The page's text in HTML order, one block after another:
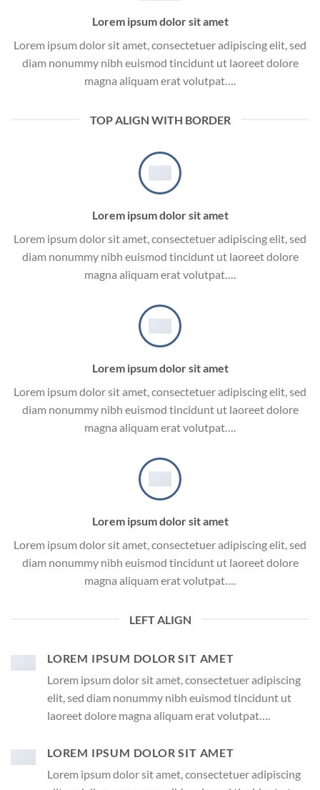
Lorem ipsum dolor sit amet
Lorem ipsum dolor sit amet, consectetuer adipiscing elit, sed
diam nonummy nibh euismod tincidunt ut laoreet dolore
magna aliquam erat volutpat….
TOP ALIGN WITH BORDER
Lorem ipsum dolor sit amet
Lorem ipsum dolor sit amet, consectetuer adipiscing elit, sed
diam nonummy nibh euismod tincidunt ut laoreet dolore
magna aliquam erat volutpat….
Lorem ipsum dolor sit amet
Lorem ipsum dolor sit amet, consectetuer adipiscing elit, sed
diam nonummy nibh euismod tincidunt ut laoreet dolore
magna aliquam erat volutpat….
Lorem ipsum dolor sit amet
Lorem ipsum dolor sit amet, consectetuer adipiscing elit, sed
diam nonummy nibh euismod tincidunt ut laoreet dolore
magna aliquam erat volutpat….
LEFT ALIGN
LOREM IPSUM DOLOR SIT AMET
Lorem ipsum dolor sit amet, consectetuer adipiscing
elit, sed diam nonummy nibh euismod tincidunt ut
laoreet dolore magna aliquam erat volutpat….
LOREM IPSUM DOLOR SIT AMET
Lorem ipsum dolor sit amet, consectetuer adipiscing